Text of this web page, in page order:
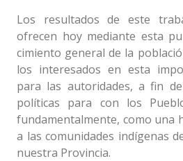
Los resultados de este
ofrecen hoy mediante esta
cimiento general de la
los interesados en esta
para las autoridades, a fin
políticas para con los
fundamentalmente, como una
a las comunidades indígenas
nuestra Provincia.